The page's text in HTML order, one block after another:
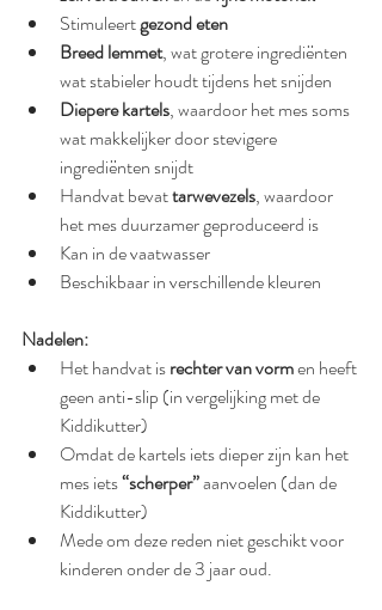
Stimuleert gezond eten
Breed lemmet, wat grotere ingrediënten
wat stabieler houdt tijdens het snijden
Diepere kartels, waardoor het mes soms
wat makkelijker door stevigere
ingrediënten snijdt
Handvat bevat tarwevezels, waardoor
het mes duurzamer geproduceerd is
Kan in de vaatwasser
Beschikbaar in verschillende kleuren
Nadelen:
Het handvat is rechter van vorm en heeft
geen anti-slip (in vergelijking met de
Kiddikutter)
Omdat de kartels iets dieper zijn kan het
mes iets “scherper” aanvoelen (dan de
Kiddikutter)
Mede om deze reden niet geschikt voor
kinderen onder de 3 jaar oud.